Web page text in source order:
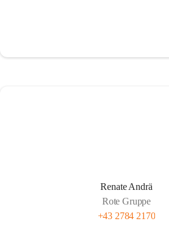
Renate Andrä
Rote Gruppe
+43 2784 2170